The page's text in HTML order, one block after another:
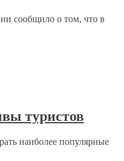
сообщило о том, что в
туристов
наиболее популярные